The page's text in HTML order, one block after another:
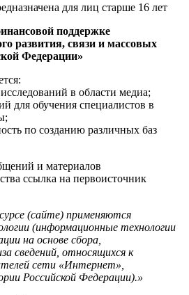
для лиц старше 16 лет
поддержке
развития, связи и массовых
Федерации»
в области медиа;
для обучения специалистов в
по созданию различных баз
и материалов
ссылка на первоисточник
(сайте) применяются
(информационные технологии
на основе сбора,
сведений, относящихся к
сети «Интернет»,
Российской Федерации).»